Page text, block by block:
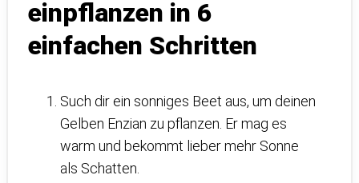
einpflanzen in 6
einfachen Schritten
Such dir ein sonniges Beet aus, um deinen
Gelben Enzian zu pflanzen. Er mag es
warm und bekommt lieber mehr Sonne
als Schatten.